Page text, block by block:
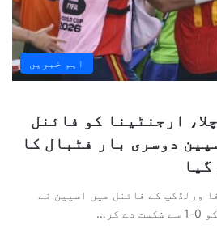
اہم خبریں
ارجنٹینا کو فائنل
دوسری بار فٹبال کا
ورلڈکپ کے فائنل میں اسپین نے